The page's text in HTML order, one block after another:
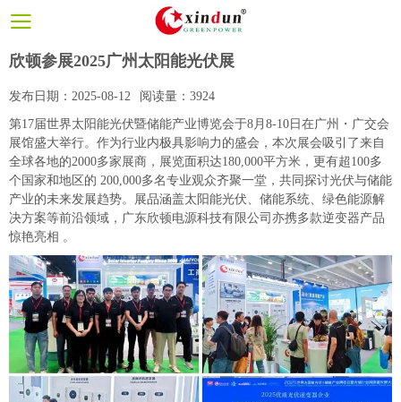
欣顿参展2025广州太阳能光伏展
发布日期： 2025-08-12 阅读量： 3924
第17届世界太阳能光伏暨储能产业博览会于8月8-10日在广州・广交会
展馆盛大举行。作为行业内极具影响力的盛会，本次展会吸引了来自
全球各地的2000多家展商，展览面积达180,000平方米，更有超100多
个国家和地区的 200,000多名专业观众齐聚一堂，共同探讨光伏与储能
产业的未来发展趋势。展品涵盖太阳能光伏、储能系统、绿色能源解
决方案等前沿领域，广东欣顿电源科技有限公司亦携多款逆变器产品
惊艳亮相 。